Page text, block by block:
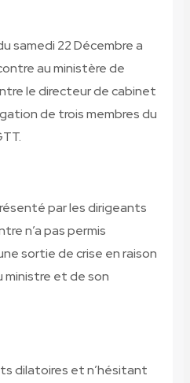
samedi 22 Décembre a
au ministère de
le directeur de cabinet
de trois membres du
par les dirigeants
n’a pas permis
sortie de crise en raison
et de son
dilatoires et n’hésitant